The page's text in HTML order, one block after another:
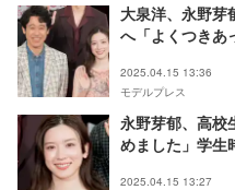
大泉洋、永野芽
へ「よくつきあ
2025.04.15 13:36
モデルプレス
永野芽郁、高校
めました」学生
2025.04.15 13:27